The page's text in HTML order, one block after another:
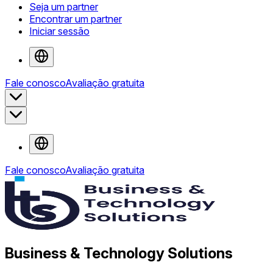
Seja um partner
Encontrar um partner
Iniciar sessão
Fale conoscoAvaliação gratuita
Fale conoscoAvaliação gratuita
Business & Technology Solutions